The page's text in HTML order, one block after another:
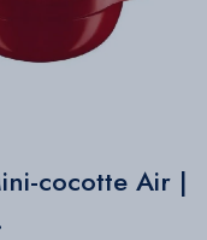
cocotte Air |